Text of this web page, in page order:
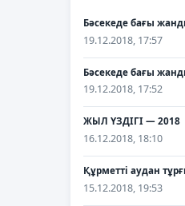
Бәсекеде бағы
19.12.2018, 17:57
Бәсекеде бағы
19.12.2018, 17:52
ЖЫЛ ҮЗДІГІ — 2018
16.12.2018, 18:10
Құрметті аудан
15.12.2018, 19:53